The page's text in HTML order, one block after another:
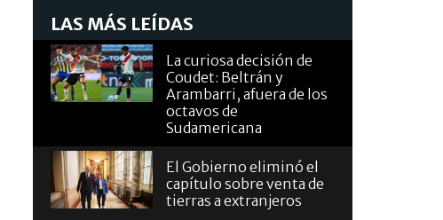
LAS MÁS LEÍDAS
La curiosa decisión de
Coudet: Beltrán y
Arambarri, afuera de los
octavos de
Sudamericana
El Gobierno eliminó el
capítulo sobre venta de
tierras a extranjeros